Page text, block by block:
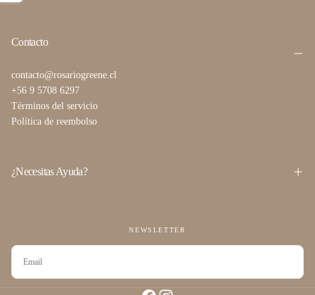
Contacto
contacto@rosariogreene.cl
+56 9 5708 6297
Términos del servicio
Política de reembolso
¿Necesitas Ayuda?
NEWSLETTER
CORREO
ELECTRÓNICO